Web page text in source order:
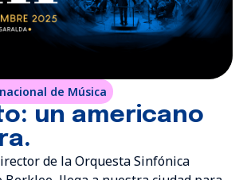
de Música
un americano
de la Orquesta Sinfónica